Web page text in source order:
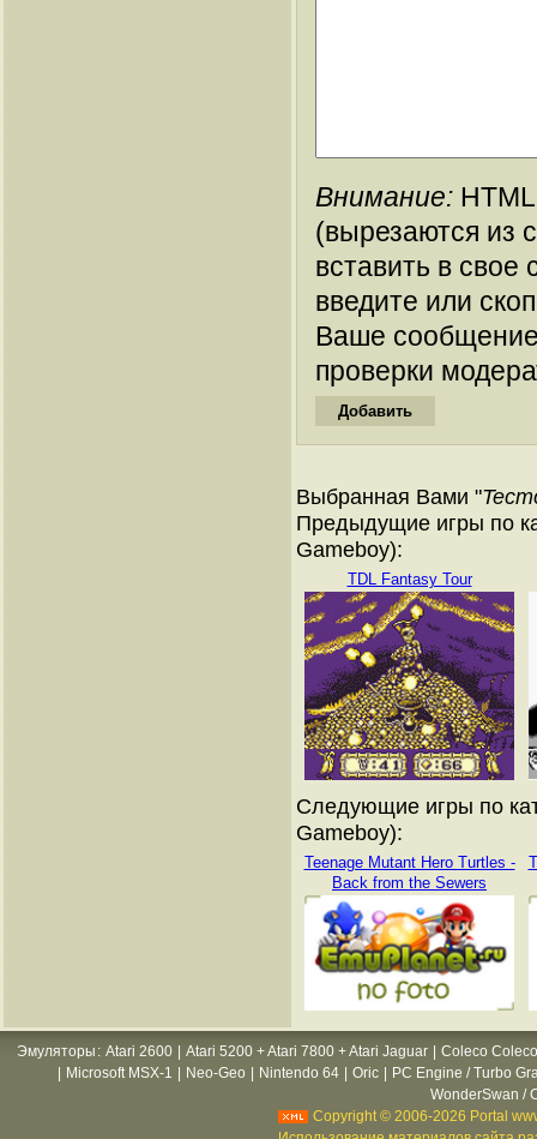
Внимание:
(вырезаются из
вставить в
введите или
Ваше
проверки
Выбранная Вами "
Предыдущие игры по
Gameboy):
TDL Fantasy Tour
Следующие игры по
Gameboy):
Teenage Mutant Hero Turtles -
Back from the Sewers
Эмуляторы : Atari 2600 Atari 5200 + Atari 7800 + Atari Jaguar
Coleco
Microsoft MSX-1 Neo-Geo Nintendo 64 Oric
PC Engine / Turbo
WonderSwan /
Copyright © 2006-2026 Portal